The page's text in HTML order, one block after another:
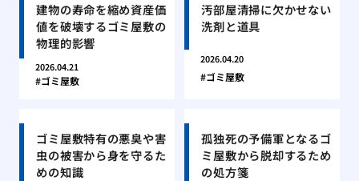
建物の寿命を縮め資産価
値を破壊するゴミ屋敷の
物理的影響
2026.04.21
ゴミ屋敷
汚部屋清掃に欠かせない
洗剤と道具
2026.04.20
ゴミ屋敷
ゴミ屋敷特有の悪臭や害
虫の被害から身を守るた
めの知識
孤独死の予備軍となるゴ
ミ屋敷から脱却するため
の処方箋